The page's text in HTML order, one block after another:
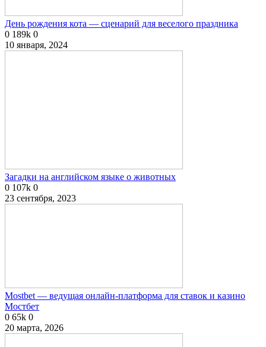
День рождения кота — сценарий для веселого праздника
0 189k 0
10 января, 2024
Загадки на английском языке о животных
0 107k 0
23 сентября, 2023
Mostbet — ведущая онлайн-платформа для ставок и казино
Мостбет
0 65k 0
20 марта, 2026